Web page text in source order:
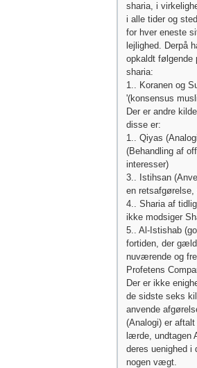
sharia, i
i alle tider og
for hver eneste
lejlighed. Derpå
opkaldt følgende
sharia:
1.. Koranen og
'(konsensus
Der er andre
disse er:
1.. Qiyas
(Behandling af
interesser)
3.. Istihsan
en retsafgørelse,
4.. Sharia af
ikke modsiger
5.. Al-Istishab
fortiden, der
nuværende og
Profetens
Der er ikke
de sidste seks
anvende
(Analogi) er
lærde, undtagen
deres uenighed i
nogen vægt.